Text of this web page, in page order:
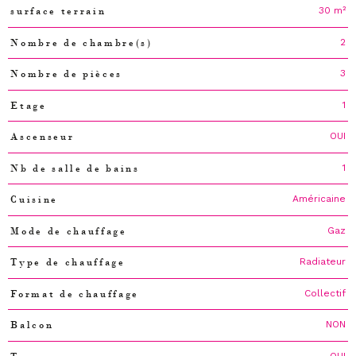
surface terrain 30 m²
Nombre de chambre(s) 2
Nombre de pièces 3
Etage 1
Ascenseur OUI
Nb de salle de bains 1
Cuisine Américaine
Mode de chauffage Gaz
Type de chauffage Radiateur
Format de chauffage Collectif
Balcon NON